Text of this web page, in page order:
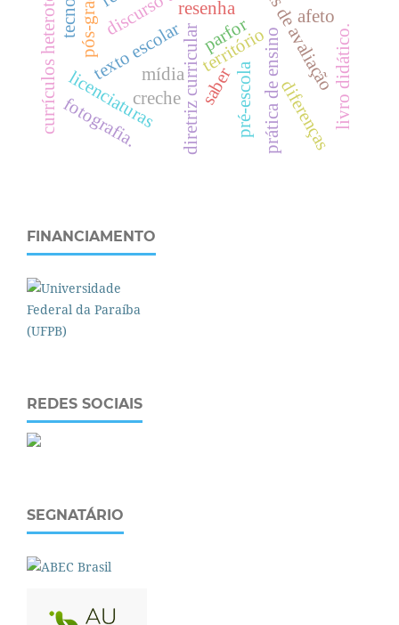
resenha
território
diretriz curricular prática de ensino
texto escolar
saber
mídia livro didático.
licenciaturas
parfor
pré-escola
creche
currículos heterotópicosfotografia. diferenças
afeto
FINANCIAMENTO
REDES SOCIAIS
SEGNATÁRIO